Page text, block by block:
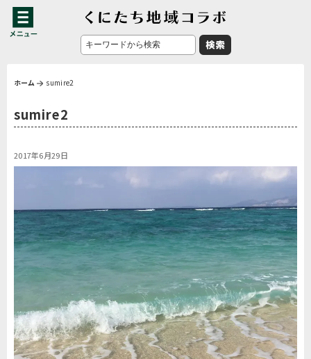
ホーム sumire2
sumire2
2017年6月29日